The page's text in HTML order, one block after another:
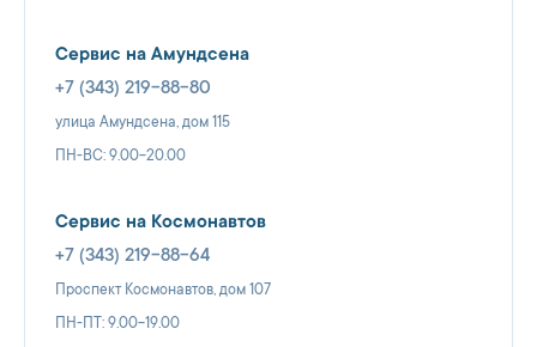
Сервис на Амундсена
+7 (343) 219-88-80
улица Амундсена, дом 115
ПН-ВС: 9.00-20.00
Сервис на Космонавтов
+7 (343) 219-88-64
Проспект Космонавтов, дом 107
ПН-ПТ: 9.00-19.00